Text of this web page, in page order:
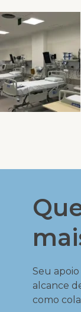
Seu
alcance
como